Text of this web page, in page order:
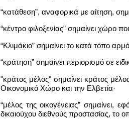
“κατάθεση”, αναφορικά με αίτηση,
“κέντρο φιλοξενίας” σημαίνει χώρο
“Κλιμάκιο” σημαίνει το κατά τόπο
“κράτηση” σημαίνει περιορισμό σε
"κράτος μέλος" σημαίνει κράτος
Οικονομικό Χώρο και την Ελβετία·
“μέλος της οικογένειας”
δικαιούχου διεθνούς προστασίας, το